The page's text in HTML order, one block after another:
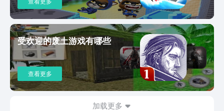
中还有大量的武器可以给大家提供一定的帮助，武器种类
非常多，不仅有冷兵器，还有热武器，使用刀剑或者机枪
都可以对敌人造成高额伤害哦。少女前线2下载地址分享
的内容就如上所述啦，大家要是想体验一下该游戏的话就
可以来看看本期内容哦，直接点击上面链接就可以进行预
约啦，希望本期分享对大家有帮助。
受欢迎的废土游戏有哪些
查看更多
加载更多